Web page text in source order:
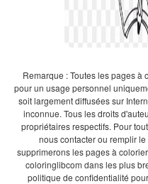
Remarque : Toutes les pages à
pour un usage personnel
soit largement diffusées sur
inconnue. Tous les droits
propriétaires respectifs. Pour
nous contacter ou remplir
supprimerons les pages à
coloringlibcom dans les plus
politique de confidentialité